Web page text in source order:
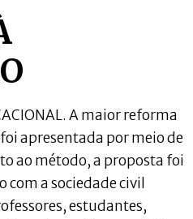
A maior reforma
apresentada por meio de
ao método, a proposta foi
com a sociedade civil
estudantes,